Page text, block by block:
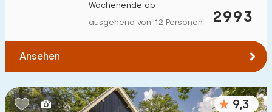
2993
Wochenende ab
ausgehend von 12 Personen
Ansehen
9,3